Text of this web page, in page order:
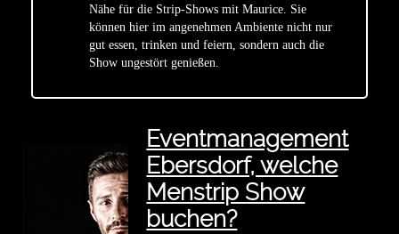
Nähe für die Strip-Shows mit Maurice. Sie
können hier im angenehmen Ambiente nicht nur
gut essen, trinken und feiern, sondern auch die
Show ungestört genießen.
Eventmanagement
Ebersdorf, welche
Menstrip Show
buchen?